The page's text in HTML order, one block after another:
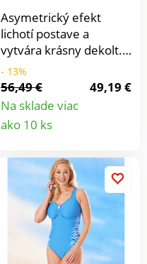
Asymetrický efekt
lichotí postave a
vytvára krásny dekolt.
Lemované košíčky s
podporným
podprsenkovým
pásom.
- 13%
56,49 €
49,19 €
Na sklade viac
ako 10 ks